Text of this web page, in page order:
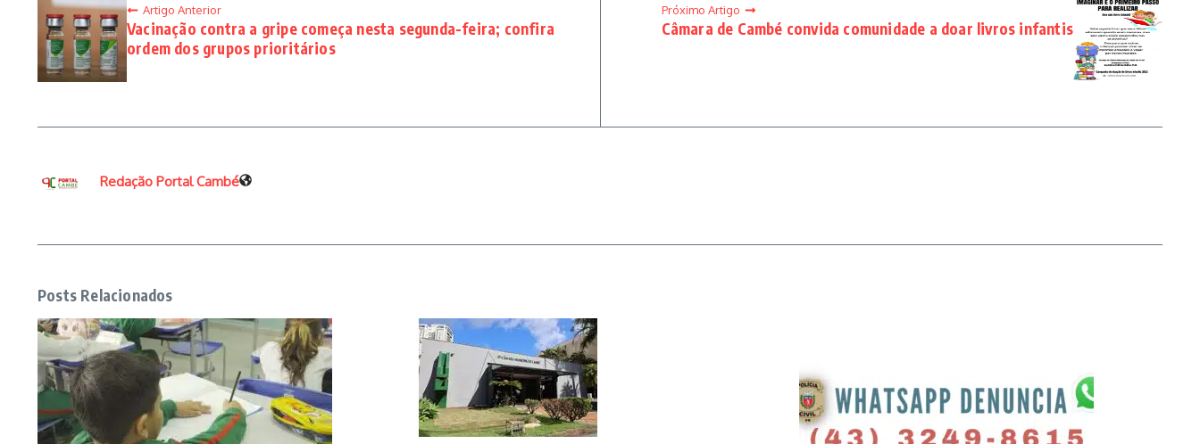
Artigo Anterior
Vacinação contra a gripe começa nesta segunda-feira; confira
ordem dos grupos prioritários
Próximo Artigo
Câmara de Cambé convida comunidade a doar livros infantis
Redação Portal Cambé
Posts Relacionados